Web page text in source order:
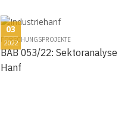
03
2022
FORSCHUNGSPROJEKTE
BAB 053/22: Sektoranalyse
Hanf